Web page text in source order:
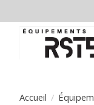
Accueil /